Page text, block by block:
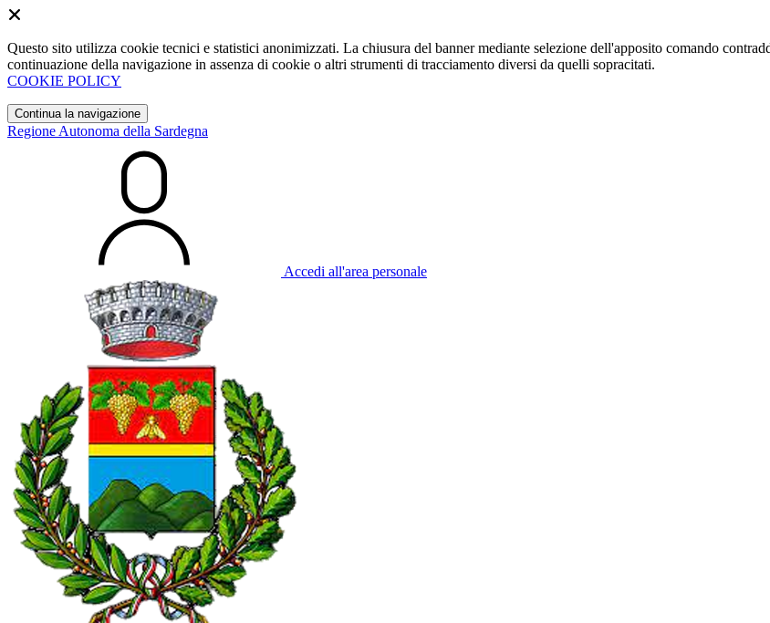
Questo sito utilizza cookie tecnici e statistici anonimizzati. La chiusura del banner mediante selezione dell'apposito comando
continuazione della navigazione in assenza di cookie o altri strumenti di tracciamento diversi da quelli sopracitati.
COOKIE POLICY
Continua la navigazione
Regione Autonoma della Sardegna
Accedi all'area personale